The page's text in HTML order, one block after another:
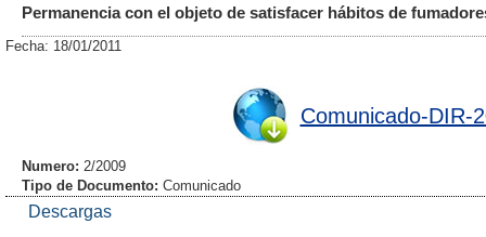
Permanencia con el objeto de satisfacer hábitos de
Fecha: 18/01/2011
Comunicado-DIR-
Numero: 2/2009
Tipo de Documento: Comunicado
Descargas